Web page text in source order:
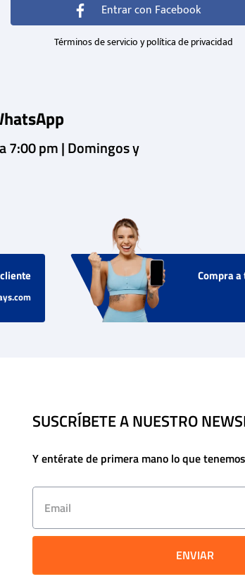
Entrar con Facebook
Términos de servicio y política de privacidad
7:00 pm | Domingos y
Compra
SUSCRÍBETE A NUESTRO
Y entérate de primera mano lo que
ENVIAR